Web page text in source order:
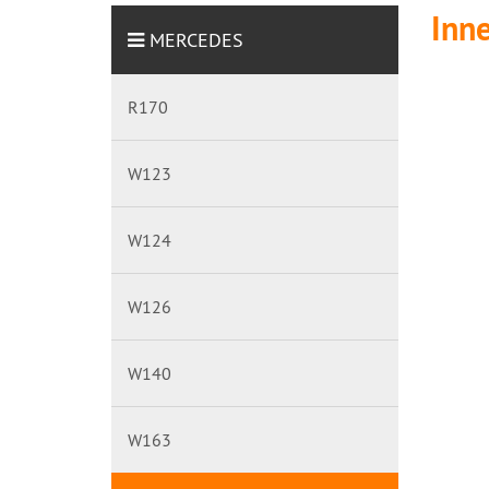
MERCEDES
R170
W123
W124
W126
W140
W163